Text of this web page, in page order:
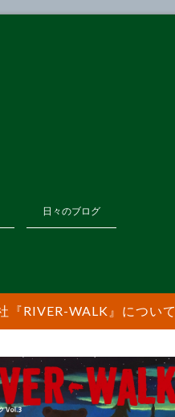
日々のブログ
『RIVER-WALK』について